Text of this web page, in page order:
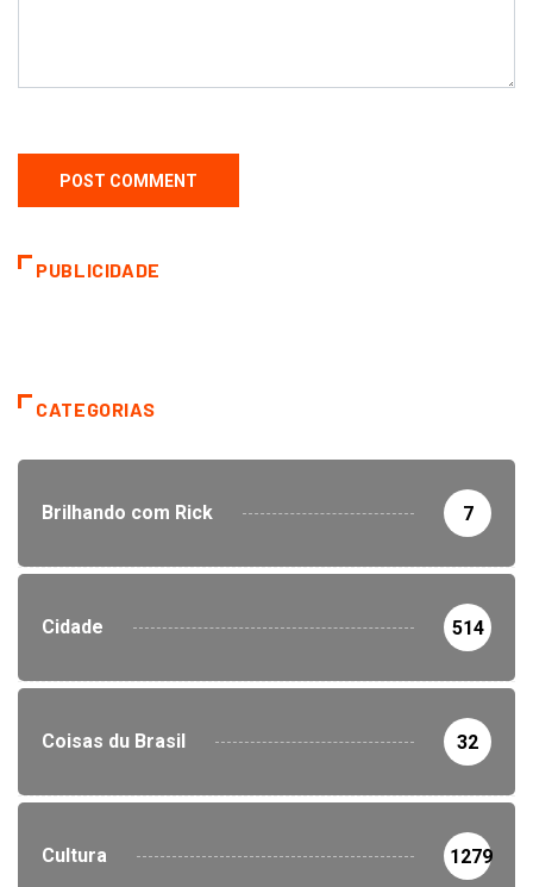
PUBLICIDADE
CATEGORIAS
Brilhando com Rick 7
Cidade 514
Coisas du Brasil 32
Cultura 1279